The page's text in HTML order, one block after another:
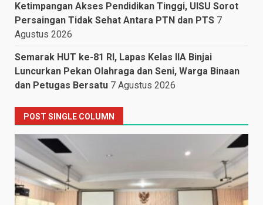
Ketimpangan Akses Pendidikan Tinggi, UISU Sorot
Persaingan Tidak Sehat Antara PTN dan PTS 7
Agustus 2026
Semarak HUT ke-81 RI, Lapas Kelas IIA Binjai
Luncurkan Pekan Olahraga dan Seni, Warga Binaan
dan Petugas Bersatu 7 Agustus 2026
POST SINGLE COLUMN